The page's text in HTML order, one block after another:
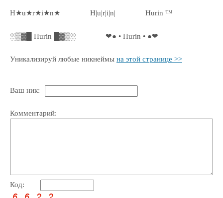
H★u★r★i★n★ H|u|r|i|n| Hurin ™
░▒▓█ Hurin █▓▒░ ❤● • Hurin • ●❤
Уникализируй любые никнеймы на этой странице >>
Ваш ник:
Комментарий:
Код: